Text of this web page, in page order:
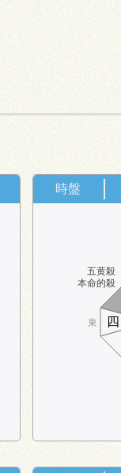
時盤
五黄殺
本命的殺
東
四